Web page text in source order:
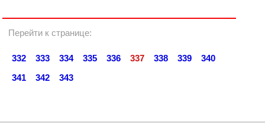
Перейти к странице:
332 333 334 335 336 337 338 339
340
341
342 343